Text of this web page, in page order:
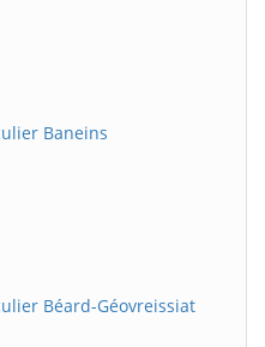
Baneins
Béard-Géovreissiat